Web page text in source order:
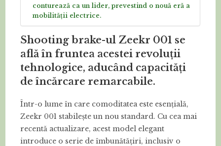
conturează ca un lider, prevestind o nouă eră a
mobilității electrice.
Shooting brake-ul Zeekr 001 se
află în fruntea acestei revoluții
tehnologice, aducând capacități
de încărcare remarcabile.
Într-o lume în care comoditatea este esențială,
Zeekr 001 stabilește un nou standard. Cu cea mai
recentă actualizare, acest model elegant
introduce o serie de îmbunătățiri, inclusiv o